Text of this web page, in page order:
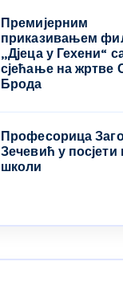
Премијерним
приказивањем
„Дјеца у Гехени“
сјећање на жртве
Брода
Професорица
Зечевић у посјети
школи